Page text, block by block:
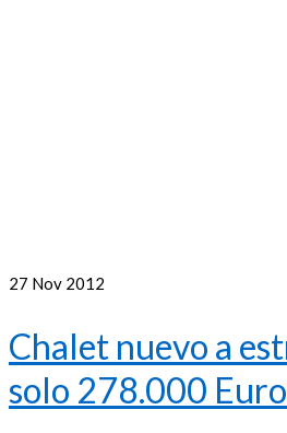
27 Nov 2012
Chalet nuevo a
solo 278.000